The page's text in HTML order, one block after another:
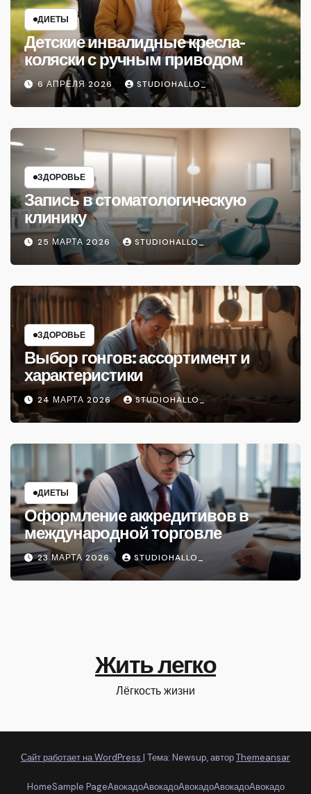
ДИЕТЫ
Детские инвалидные кресла-
коляски с ручным приводом
6 АПРЕЛЯ 2026 STUDIOHALLO_
ЗДОРОВЬЕ
Запись в стоматологическую
клинику
25 МАРТА 2026 STUDIOHALLO_
ЗДОРОВЬЕ
Выбор гонгов: ассортимент и
характеристики
24 МАРТА 2026 STUDIOHALLO_
ДИЕТЫ
Оформление аккредитивов в
международной торговле
23 МАРТА 2026 STUDIOHALLO_
Жить легко
Лёгкость жизни
Сайт работает на WordPress | Тема: Newsup, авторThemeansar
HomeSample PageАвокадоАвокадоАвокадоАвокадоАвокадо